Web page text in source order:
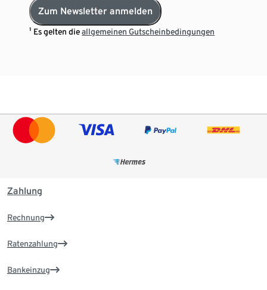
Zum Newsletter anmelden
¹ Es gelten dieallgemeinen Gutscheinbedingungen
Zahlung
Rechnung
Ratenzahlung
Bankeinzug